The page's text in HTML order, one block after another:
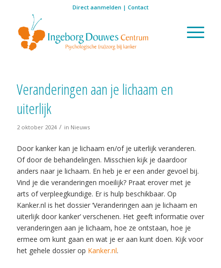
Direct aanmelden | Contact
Veranderingen aan je lichaam en
uiterlijk
2 oktober 2024 / in Nieuws
Door kanker kan je lichaam en/of je uiterlijk veranderen.
Of door de behandelingen. Misschien kijk je daardoor
anders naar je lichaam. En heb je er een ander gevoel bij.
Vind je die veranderingen moeilijk? Praat erover met je
arts of verpleegkundige. Er is hulp beschikbaar. Op
Kanker.nl is het dossier ‘Veranderingen aan je lichaam en
uiterlijk door kanker’ verschenen. Het geeft informatie over
veranderingen aan je lichaam, hoe ze ontstaan, hoe je
ermee om kunt gaan en wat je er aan kunt doen. Kijk voor
het gehele dossier op Kanker.nl.